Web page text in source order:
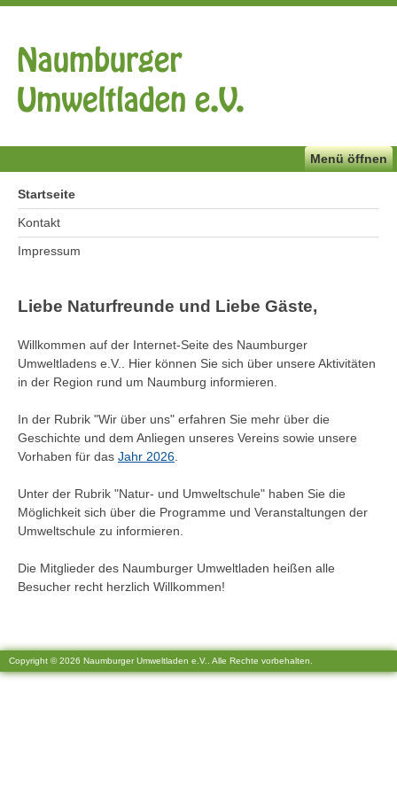
Menü öffnen
Startseite
Kontakt
Impressum
Liebe Naturfreunde und Liebe Gäste,
Willkommen auf der Internet-Seite des Naumburger
Umweltladens e.V.. Hier können Sie sich über unsere Aktivitäten
in der Region rund um Naumburg informieren.
In der Rubrik "Wir über uns" erfahren Sie mehr über die
Geschichte und dem Anliegen unseres Vereins sowie unsere
Vorhaben für das Jahr 2026
Unter der Rubrik "Natur- und Umweltschule" haben Sie die
Möglichkeit sich über die Programme und Veranstaltungen der
Umweltschule zu informieren.
Die Mitglieder des Naumburger Umweltladen heißen alle
Besucher recht herzlich Willkommen!
Copyright © 2026 Naumburger Umweltladen e.V.. Alle Rechte vorbehalten.